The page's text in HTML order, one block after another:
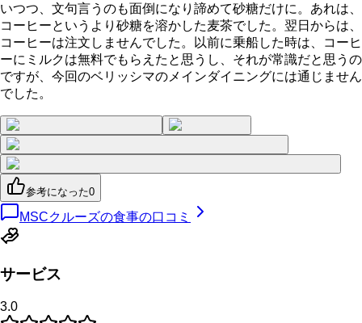
いつつ、文句言うのも面倒になり諦めて砂糖だけに。あれは、
コーヒーというより砂糖を溶かした麦茶でした。翌日からは、
コーヒーは注文しませんでした。以前に乗船した時は、コーヒ
ーにミルクは無料でもらえたと思うし、それが常識だと思うの
ですが、今回のベリッシマのメインダイニングには通じません
でした。
参考になった0
MSCクルーズの食事の口コミ
サービス
3.0